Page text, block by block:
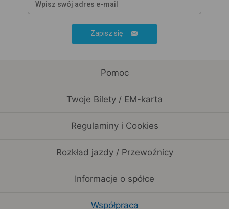
Zapisz się
Pomoc
Twoje Bilety / EM-karta
Regulaminy i Cookies
Rozkład jazdy / Przewoźnicy
Informacje o spółce
Współpraca